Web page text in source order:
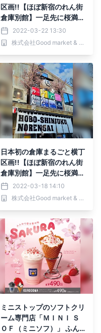
区画!!【ほぼ新宿のれん街
倉庫別館】一足先に桜満
開!!桜まつり実施中!!
2022-03-22 13:30
株式会社Good market & shops
日本初の倉庫まるごと横丁
区画!!【ほぼ新宿のれん街
倉庫別館】一足先に桜満
開!!桜まつり実施中!!
2022-03-18 14:10
株式会社Good market & shops
ミニストップのソフトクリ
ーム専門店「ＭＩＮＩ Ｓ
ＯＦ（ミニソフ）」 ふん